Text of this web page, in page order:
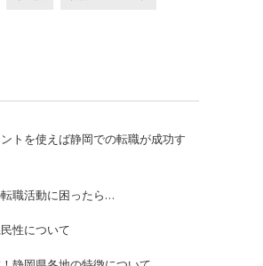
トを使えば静岡での転職が成功す
職活動に困ったら…
性について